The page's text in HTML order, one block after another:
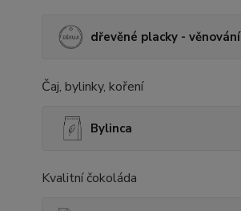
dřevěné placky - věnování
Čaj, bylinky, koření
Bylinca
Kvalitní čokoláda